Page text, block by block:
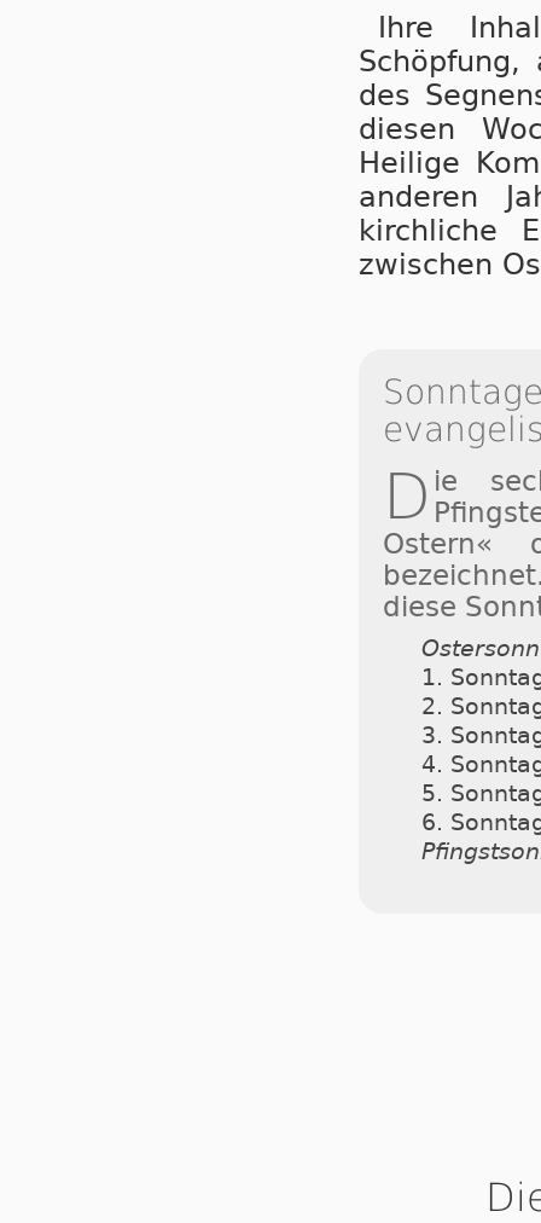
Ihre
des
diesen
Heilige
anderen
kirchliche
zwischen
D ie
Ostern«
diese
1.
2.
3.
4.
5.
6.